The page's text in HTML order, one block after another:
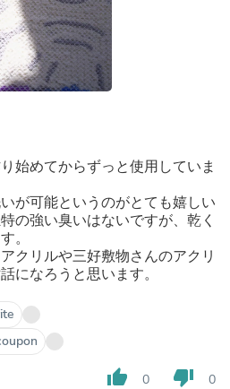
始めてからずっと使用していま
が可能というのがとても嬉しい
の強い臭いはないですが、乾く
。
クリルや三好敷物さんのアクリ
になろうと思います。
thumb_up 0 thumb_down 0